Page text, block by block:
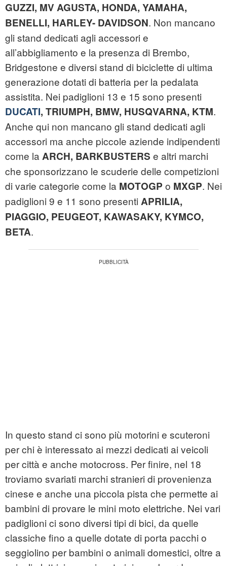
GUZZI, MV AGUSTA, HONDA, YAMAHA,
BENELLI, HARLEY- DAVIDSON. Non mancano
gli stand dedicati agli accessori e
all’abbigliamento e la presenza di Brembo,
Bridgestone e diversi stand di biciclette di ultima
generazione dotati di batteria per la pedalata
assistita. Nei padiglioni 13 e 15 sono presenti
DUCATI, TRIUMPH, BMW, HUSQVARNA, KTM.
Anche qui non mancano gli stand dedicati agli
accessori ma anche piccole aziende indipendenti
come la ARCH, BARKBUSTERS e altri marchi
che sponsorizzano le scuderie delle competizioni
di varie categorie come la MOTOGP o MXGP. Nei
padiglioni 9 e 11 sono presenti APRILIA,
PIAGGIO, PEUGEOT, KAWASAKY, KYMCO,
BETA.
In questo stand ci sono più motorini e scuteroni
per chi è interessato ai mezzi dedicati ai veicoli
per città e anche motocross. Per finire, nel 18
troviamo svariati marchi stranieri di provenienza
cinese e anche una piccola pista che permette ai
bambini di provare le mini moto elettriche. Nei vari
padiglioni ci sono diversi tipi di bici, da quelle
classiche fino a quelle dotate di porta pacchi o
seggiolino per bambini o animali domestici, oltre a